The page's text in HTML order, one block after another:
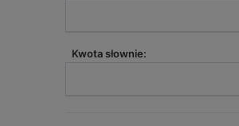
Kwota słownie: